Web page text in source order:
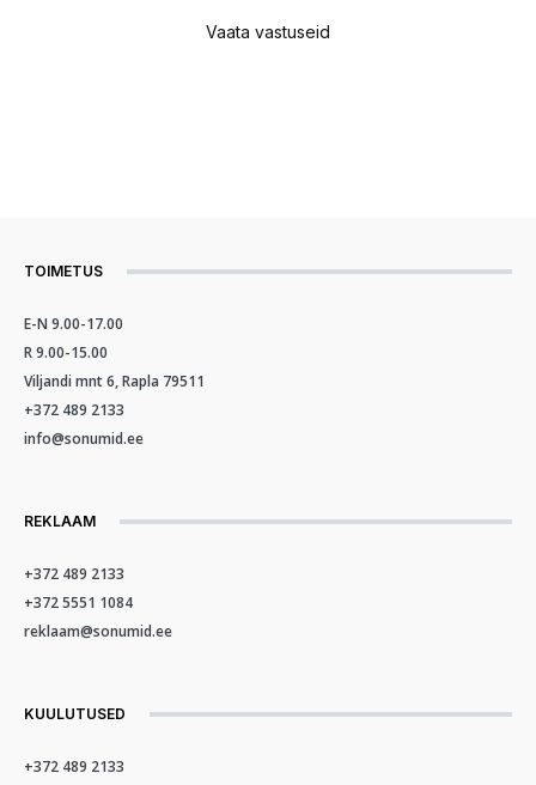
Vaata vastuseid
TOIMETUS
E-N 9.00-17.00
R 9.00-15.00
Viljandi mnt 6, Rapla 79511
+372 489 2133
info@sonumid.ee
REKLAAM
+372 489 2133
+372 5551 1084
reklaam@sonumid.ee
KUULUTUSED
+372 489 2133